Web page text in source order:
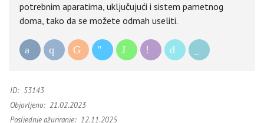
potrebnim aparatima, uključujući i sistem pametnog
doma, tako da se možete odmah useliti.
ID: 53143
Objavljeno: 21.02.2023
Posljednje ažuriranje: 12.11.2025